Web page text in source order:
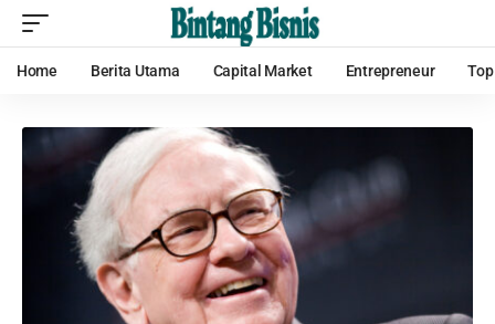
Home Berita Utama Capital Market Entrepreneur